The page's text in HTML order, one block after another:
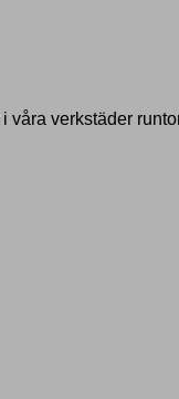
i våra verkstäder